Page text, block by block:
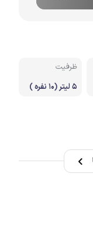
ظرفیت
5 لیتر (10 نفره )